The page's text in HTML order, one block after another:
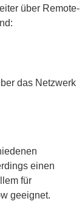
über Remote-
das Netzwerk
einen
für
geeignet.